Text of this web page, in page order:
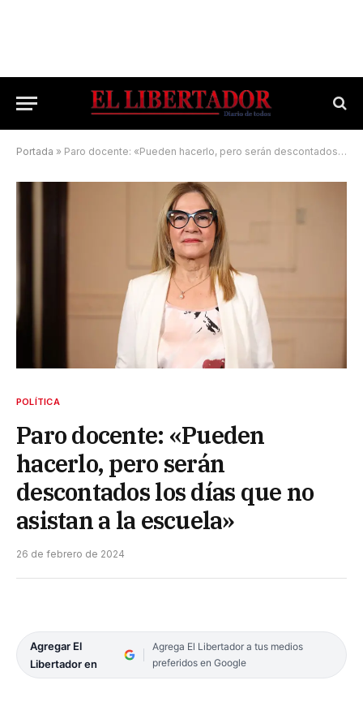
Portada » Paro docente: «Pueden hacerlo, pero serán descontados los días que no asistan a la escuela»
POLÍTICA
Paro docente: «Pueden
hacerlo, pero serán
descontados los días que no
asistan a la escuela»
26 de febrero de 2024
Agregar El
Libertador en
Agrega El Libertador a tus medios
preferidos en Google